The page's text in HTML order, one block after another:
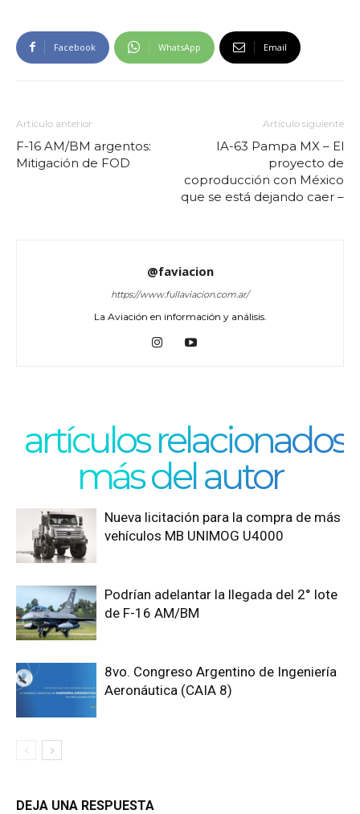
Facebook WhatsApp Email
Artículo anterior
F-16 AM/BM argentos:
Mitigación de FOD
Artículo siguiente
IA-63 Pampa MX – El
proyecto de
coproducción con México
que se está dejando caer –
@faviacion
https://www.fullaviacion.com.ar/
La Aviación en información y análisis.
artículos relacionados
más del autor
Nueva licitación para la compra de más
vehículos MB UNIMOG U4000
Podrían adelantar la llegada del 2° lote
de F-16 AM/BM
8vo. Congreso Argentino de Ingeniería
Aeronáutica (CAIA 8)
DEJA UNA RESPUESTA